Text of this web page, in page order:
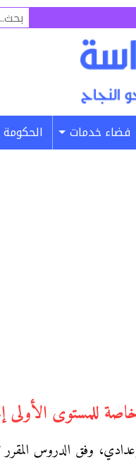
البحث
عن:
فضاء خدمات الحكومة
للمستوى الأولى
وفق الدروس